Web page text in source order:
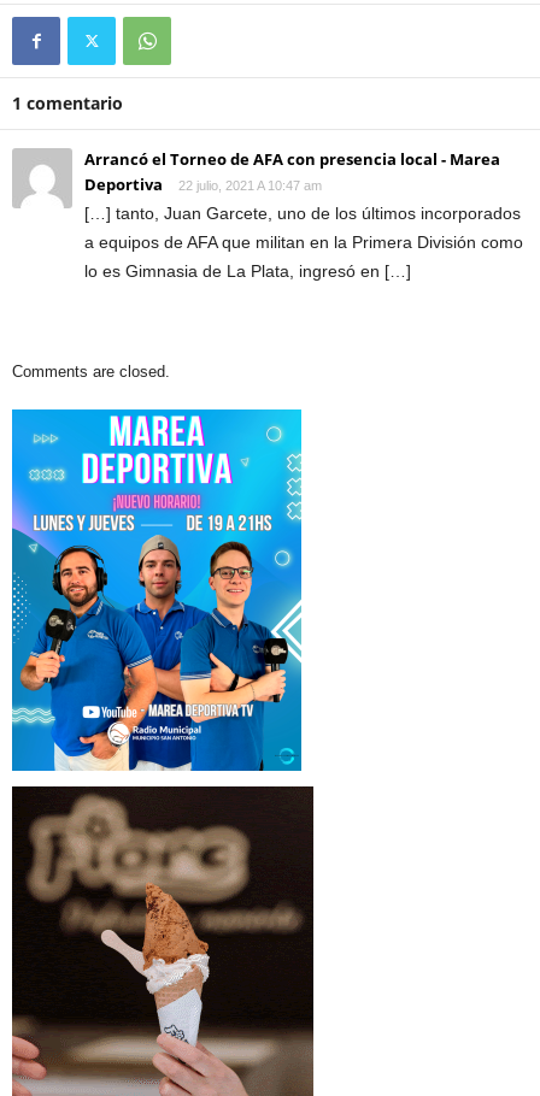
1 comentario
Arrancó el Torneo de AFA con presencia local - Marea
Deportiva
22 julio, 2021 A 10:47 am
[…] tanto, Juan Garcete, uno de los últimos incorporados
a equipos de AFA que militan en la Primera División como
lo es Gimnasia de La Plata, ingresó en […]
Comments are closed.